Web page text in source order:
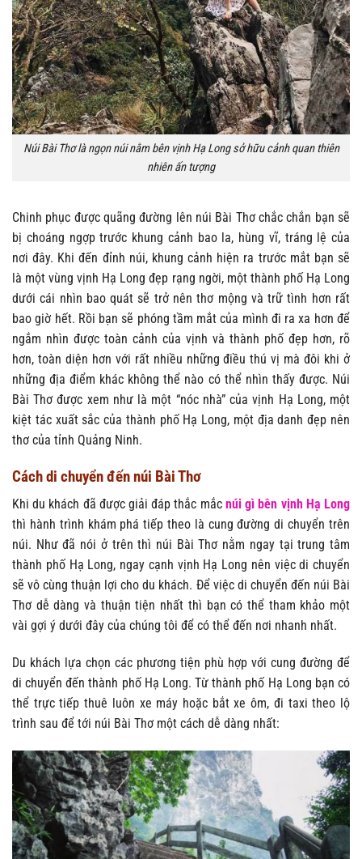
Núi Bài Thơ là ngọn núi nằm bên vịnh Hạ Long sở hữu cảnh quan thiên
nhiên ấn tượng
Chinh phục được quãng đường lên núi Bài Thơ chắc chắn bạn sẽ
bị choáng ngợp trước khung cảnh bao la, hùng vĩ, tráng lệ của
nơi đây. Khi đến đỉnh núi, khung cảnh hiện ra trước mắt bạn sẽ
là một vùng vịnh Hạ Long đẹp rạng ngời, một thành phố Hạ Long
dưới cái nhìn bao quát sẽ trở nên thơ mộng và trữ tình hơn rất
bao giờ hết. Rồi bạn sẽ phóng tầm mắt của mình đi ra xa hơn để
ngắm nhìn được toàn cảnh của vịnh và thành phố đẹp hơn, rõ
hơn, toàn diện hơn với rất nhiều những điều thú vị mà đôi khi ở
những địa điểm khác không thể nào có thể nhìn thấy được. Núi
Bài Thơ được xem như là một “nóc nhà” của vịnh Hạ Long, một
kiệt tác xuất sắc của thành phố Hạ Long, một địa danh đẹp nên
thơ của tỉnh Quảng Ninh.
Cách di chuyển đến núi Bài Thơ
Khi du khách đã được giải đáp thắc mắc núi gì bên vịnh Hạ Long
thì hành trình khám phá tiếp theo là cung đường di chuyển trên
núi. N hư đã nói ở trên thì núi Bài Thơ nằm ngay tại trung tâm
thành phố Hạ Long, ngay cạnh vịnh Hạ Long nên việc di chuyển
sẽ vô cùng thuận lợi cho du khách. Để việc di chuyển đến núi Bài
Thơ dễ dàng và thuận tiện nhất thì bạn có thể tham khảo một
vài gợi ý dưới đây của chúng tôi để có thể đến nơi nhanh nhất.
Du khách lựa chọn các phương tiện phù hợp với cung đường để
di chuyển đến thành phố Hạ Long. Từ thành phố Hạ Long bạn có
thể trực tiếp thuê luôn xe máy hoặc bắt xe ôm, đi taxi theo lộ
trình sau để tới núi Bài Thơ một cách dễ dàng nhất: